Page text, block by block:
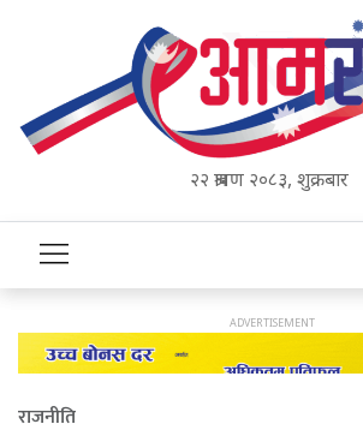
२२ श्रावण २०८३, शुक्रबार
राजनीति